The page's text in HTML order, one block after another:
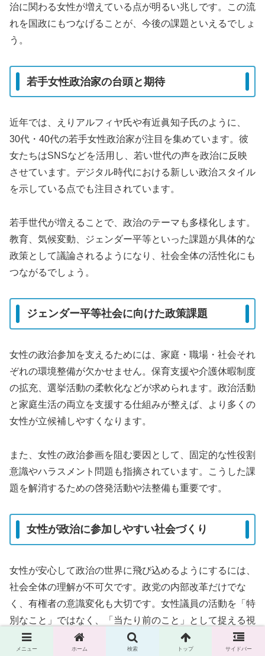
治に関わる女性が増えている点が明るい兆しです。この流
れを国政にもつなげることが、今後の課題といえるでしょ
う。
若手女性政治家の台頭と期待
近年では、えりアルフィヤ氏や有近眞知子氏のように、
30代・40代の若手女性政治家が注目を集めています。彼
女たちはSNSなどを活用し、若い世代の声を政治に反映
させています。デジタル時代における新しい政治スタイル
を示している点でも注目されています。
若手世代が増えることで、政治のテーマも多様化します。
教育、気候変動、ジェンダー平等といった課題が具体的な
政策として議論されるようになり、社会全体の活性化にも
つながるでしょう。
ジェンダー平等社会に向けた政策課題
女性の政治参加を支えるためには、家庭・職場・社会それ
ぞれの環境整備が欠かせません。保育支援や介護休暇制度
の拡充、選挙活動の柔軟化などが求められます。政治活動
と家庭生活の両立を支援する仕組みが整えば、より多くの
女性が立候補しやすくなります。
また、女性の政治参画を阻む要因として、固定的な性役割
意識やハラスメント問題も指摘されています。こうした課
題を解消するための啓発活動や法整備も重要です。
女性が政治に参加しやすい社会づくり
女性が安心して政治の世界に飛び込めるようにするには、
社会全体の理解が不可欠です。政党の内部改革だけでな
く、有権者の意識変化も大切です。女性議員の活動を「特
別なこと」ではなく、「当たり前のこと」として捉える視
点が求められています。
メニュー ホーム 検索 トップ サイドバー